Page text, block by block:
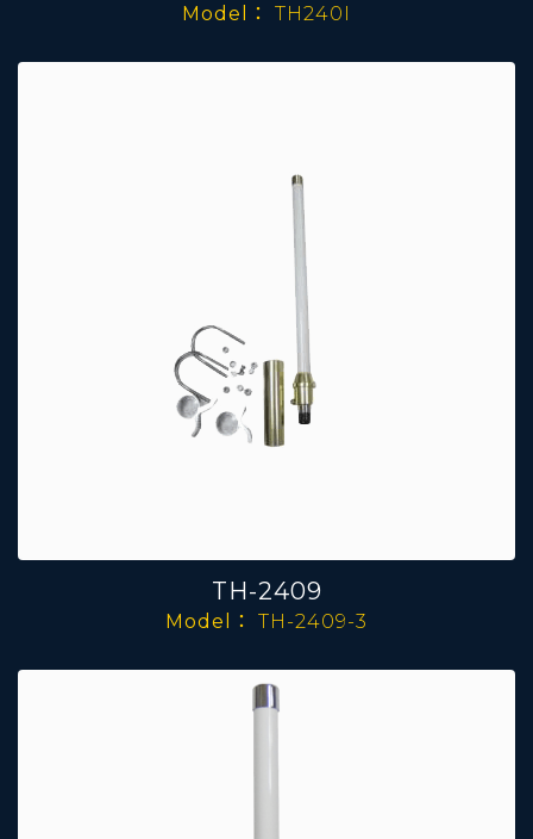
Model： TH240I
TH-2409
Model： TH-2409-3